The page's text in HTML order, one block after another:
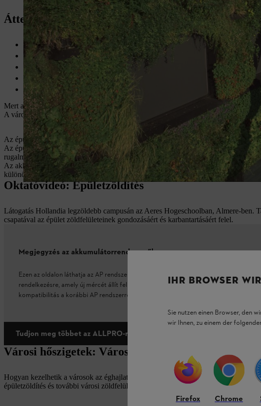
Áttekintés: Épületzöldítés
Az épületzöldítés hozzájárul a biodiverzitáshoz és a hűtéshez
A városi hőszigetek ellen a város zöldítésével küzdhetünk
A stratégiai tervezés fontos a célok eléréséhez
A STIHL akkumulátoros készülékei ideálisak az épületekre telepített
Számoljon előre a kihívásokkal, és ideális esetben vegye őket figyelembe már
Mert a sűrűn elhelyezkedő épületek és a zárt felületek nyáron tárolják a hőt. Ezt a
A városok zöldebbé tehetőek, ha a várostervezésbe a strukturális tényezők mellett
Az épületek zöldítése a sűrűn beépített településeken jó lehetőség a biodiverzitás és
Az épületeken és az épületek körül található zöldfelületek karbantartásakor fontos,
rugalmasság érdekében könnyű eszközöket és szerszámokat kell használni. A
Az akkumulátoros gépek hozzájárulhatnak az épületzöldítés megkönnyítéséhez,
különösen a városközpontokban, amint az oktatóvideónk is mutatja.
Oktatóvideó: Épületzöldítés
Látogatás Hollandia legzöldebb campusán az Aeres Hogeschoolban, Almere-ben.
csapatával az épület zöldfelületeinek gondozásáért és karbantartásáért felel.
Megjegyzés az akkumulátorrendszerről:
Ezen az oldalon láthatja az AP rendszer eszközeit és akkumulátorait. Az ALLPRO-
rendelkezésre, amely új mércét állít fel az Ön teljesítménye tekintetében. Nagyobb
kompatibilitás a korábbi AP rendszerrel.
Tudjon meg többet az ALLPRO-ról
Városi hőszigetek: Városi zöldfelület a hőség ellen
Hogyan kezelhetik a városok az éghajlatváltozást? A városokban fokozódó hőség
épületzöldítés és további városi zöldfelületek kialakítása hatékony megoldást
IHR BROWSER
Sie nutzen einen Browser, den
wir Ihnen, zu einem der
Firefox Chrome